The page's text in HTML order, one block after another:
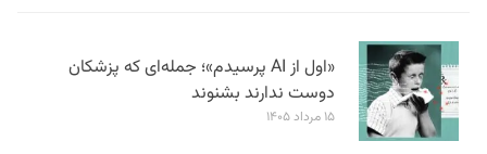
«اول از AI پرسیدم»؛ جمله‌ای که پزشکان
دوست ندارند بشنوند
۱۵ مرداد ۱۴۰۵